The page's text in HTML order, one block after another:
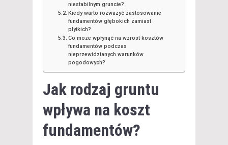
niestabilnym gruncie?
Kiedy warto rozważyć zastosowanie
fundamentów głębokich zamiast
płytkich?
Co może wpłynąć na wzrost kosztów
fundamentów podczas
nieprzewidzianych warunków
pogodowych?
Jak rodzaj gruntu
wpływa na koszt
fundamentów?